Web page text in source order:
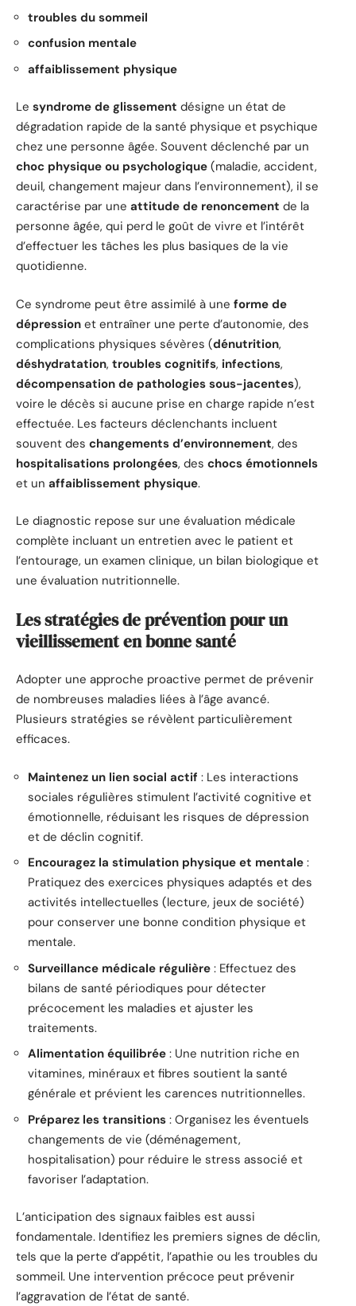
troubles du sommeil
confusion mentale
affaiblissement physique
Le syndrome de glissement désigne un état de
dégradation rapide de la santé physique et psychique
chez une personne âgée. Souvent déclenché par un
choc physique ou psychologique (maladie, accident,
deuil, changement majeur dans l’environnement), il se
caractérise par une attitude de renoncement de la
personne âgée, qui perd le goût de vivre et l’intérêt
d’effectuer les tâches les plus basiques de la vie
quotidienne.
Ce syndrome peut être assimilé à une forme de
dépression et entraîner une perte d’autonomie, des
complications physiques sévères (dénutrition,
déshydratation, troubles cognitifs, infections,
décompensation de pathologies sous-jacentes),
voire le décès si aucune prise en charge rapide n’est
effectuée. Les facteurs déclenchants incluent
souvent des changements d’environnement, des
hospitalisations prolongées, des chocs émotionnels
et un affaiblissement physique.
Le diagnostic repose sur une évaluation médicale
complète incluant un entretien avec le patient et
l’entourage, un examen clinique, un bilan biologique et
une évaluation nutritionnelle.
Les stratégies de prévention pour un
vieillissement en bonne santé
Adopter une approche proactive permet de prévenir
de nombreuses maladies liées à l’âge avancé.
Plusieurs stratégies se révèlent particulièrement
efficaces.
Maintenez un lien social actif : Les interactions
sociales régulières stimulent l’activité cognitive et
émotionnelle, réduisant les risques de dépression
et de déclin cognitif.
Encouragez la stimulation physique et mentale :
Pratiquez des exercices physiques adaptés et des
activités intellectuelles (lecture, jeux de société)
pour conserver une bonne condition physique et
mentale.
Surveillance médicale régulière : Effectuez des
bilans de santé périodiques pour détecter
précocement les maladies et ajuster les
traitements.
Alimentation équilibrée : Une nutrition riche en
vitamines, minéraux et fibres soutient la santé
générale et prévient les carences nutritionnelles.
Préparez les transitions : Organisez les éventuels
changements de vie (déménagement,
hospitalisation) pour réduire le stress associé et
favoriser l’adaptation.
L’anticipation des signaux faibles est aussi
fondamentale. Identifiez les premiers signes de déclin,
tels que la perte d’appétit, l’apathie ou les troubles du
sommeil. Une intervention précoce peut prévenir
l’aggravation de l’état de santé.